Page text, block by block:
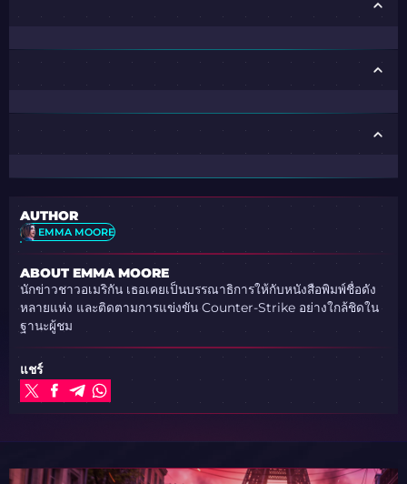
AUTHOR
EMMA MOORE
ABOUT EMMA MOORE
นักข่าวชาวอเมริกัน เธอเคยเป็นบรรณาธิการให้กับหนังสือพิมพ์ชื่อดัง
หลายแห่ง และติดตามการแข่งขัน Counter-Strike อย่างใกล้ชิดใน
ฐานะผู้ชม
แชร์